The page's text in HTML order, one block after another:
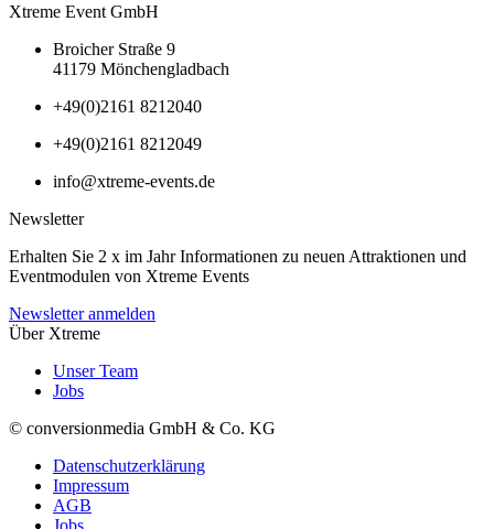
Xtreme Event GmbH
Broicher Straße 9
41179 Mönchengladbach
+49(0)2161 8212040
+49(0)2161 8212049
info@xtreme-events.de
Newsletter
Erhalten Sie 2 x im Jahr Informationen zu neuen Attraktionen und
Eventmodulen von Xtreme Events
Newsletter anmelden
Über Xtreme
Unser Team
Jobs
© conversionmedia GmbH & Co. KG
Datenschutzerklärung
Impressum
AGB
Jobs